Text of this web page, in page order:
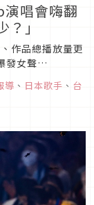
唱會嗨翻
」
作品總播放量更
發女聲
DDD》等20餘
導 、 日本歌手 、 台